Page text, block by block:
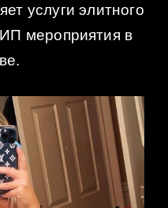
услуги элитного
мероприятия в